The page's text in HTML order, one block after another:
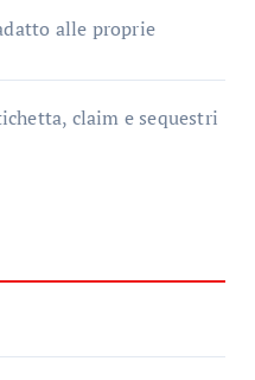
alle proprie
claim e sequestri